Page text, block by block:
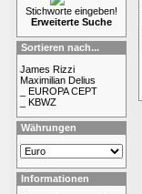
Stichworte eingeben!
Erweiterte Suche
Sortieren nach...
James Rizzi
Maximilian Delius
_ EUROPA CEPT
_ KBWZ
Währungen
Informationen